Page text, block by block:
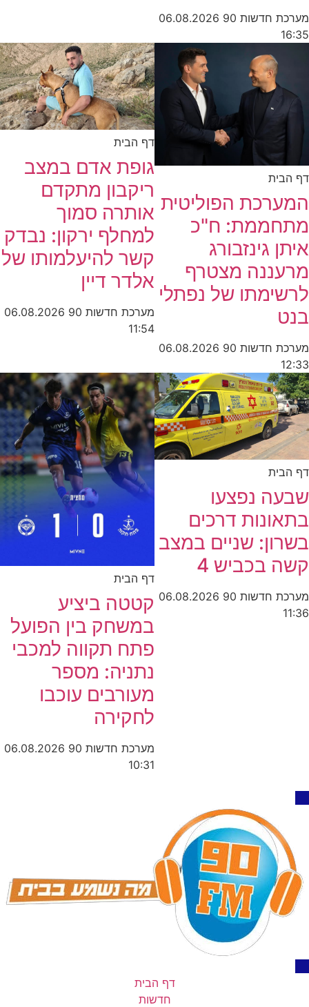
מערכת חדשות 90
06.08.2026
16:35
דף הבית
המערכת הפוליטית
מתחממת: ח"כ
איתן גינזבורג
מרעננה מצטרף
לרשימתו של נפתלי
בנט
מערכת חדשות 90
06.08.2026
12:33
דף הבית
גופת אדם במצב
ריקבון מתקדם
אותרה סמוך
למחלף ירקון: נבדק
קשר להיעלמותו של
אלדר דיין
מערכת חדשות 90
06.08.2026
11:54
דף הבית
שבעה נפצעו
בתאונות דרכים
בשרון: שניים במצב
קשה בכביש 4
מערכת חדשות 90
06.08.2026
11:36
דף הבית
קטטה ביציע
במשחק בין הפועל
פתח תקווה למכבי
נתניה: מספר
מעורבים עוכבו
לחקירה
מערכת חדשות 90
06.08.2026
10:31
דף הבית
חדשות